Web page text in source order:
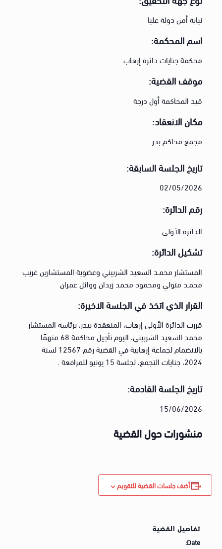
نيابة أمن دولة عليا
اسم المحكمة:
محكمة جنايات دائرة إرهاب
موقف القضية:
قيد المحاكمة أول درجة
مكان الانعقاد:
مجمع محاكم بدر
تاريخ الجلسة السابقة:
02/05/2026
رقم الدائرة:
الدائرة الأولى
تشكيل الدائرة:
المستشار محمـد السعيد الشربيني وعضوية المستشارين غريب
محمـد متولي ومحمود محمد زيدان ووائل عمران
القرار الذي اتخذ في الجلسة الاخيرة:
قررت الدائرة الأولى إرهاب، المنعقدة ببدر، برئاسة المستشار
محمد السعيد الشربيني، اليوم تأجيل محاكمة 68 متهمًا
بالانضمام لجماعة إرهابية في القضية رقم 12567 لسنة
2024، جنايات التجمع، لجلسة 15 يونيو للمرافعة .
تاريخ الجلسة القادمة:
15/06/2026
منشورات حول القضية
أضف جلسات القضية للتقويم
تفاصيل القضية
Date: